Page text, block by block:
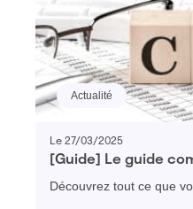
Actualité
Le 27/03/2025
[Guide] Le guide
Découvrez tout ce que